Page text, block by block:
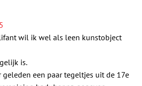
wil ik wel als leen kunstobject
is.
geleden een paar tegeltjes uit de 17e